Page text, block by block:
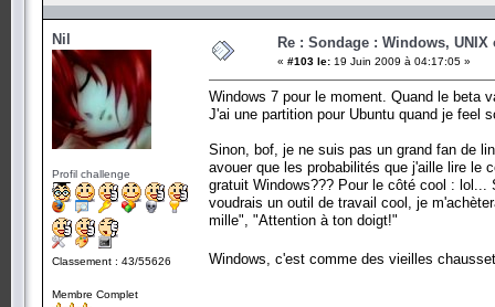
Nil
Profil challenge
Classement : 43/55626
Membre Complet
Re : Sondage : Windows, UNIX
« #103 le: 19 Juin 2009 à 04:17:05 »
Windows 7 pour le moment. Quand le beta
J'ai une partition pour Ubuntu quand je feel
Sinon, bof, je ne suis pas un grand fan de
avouer que les probabilités que j'aille lire le
gratuit Windows??? Pour le côté cool :
voudrais un outil de travail cool, je
mille", "Attention à ton doigt!"
Windows, c'est comme des vieilles